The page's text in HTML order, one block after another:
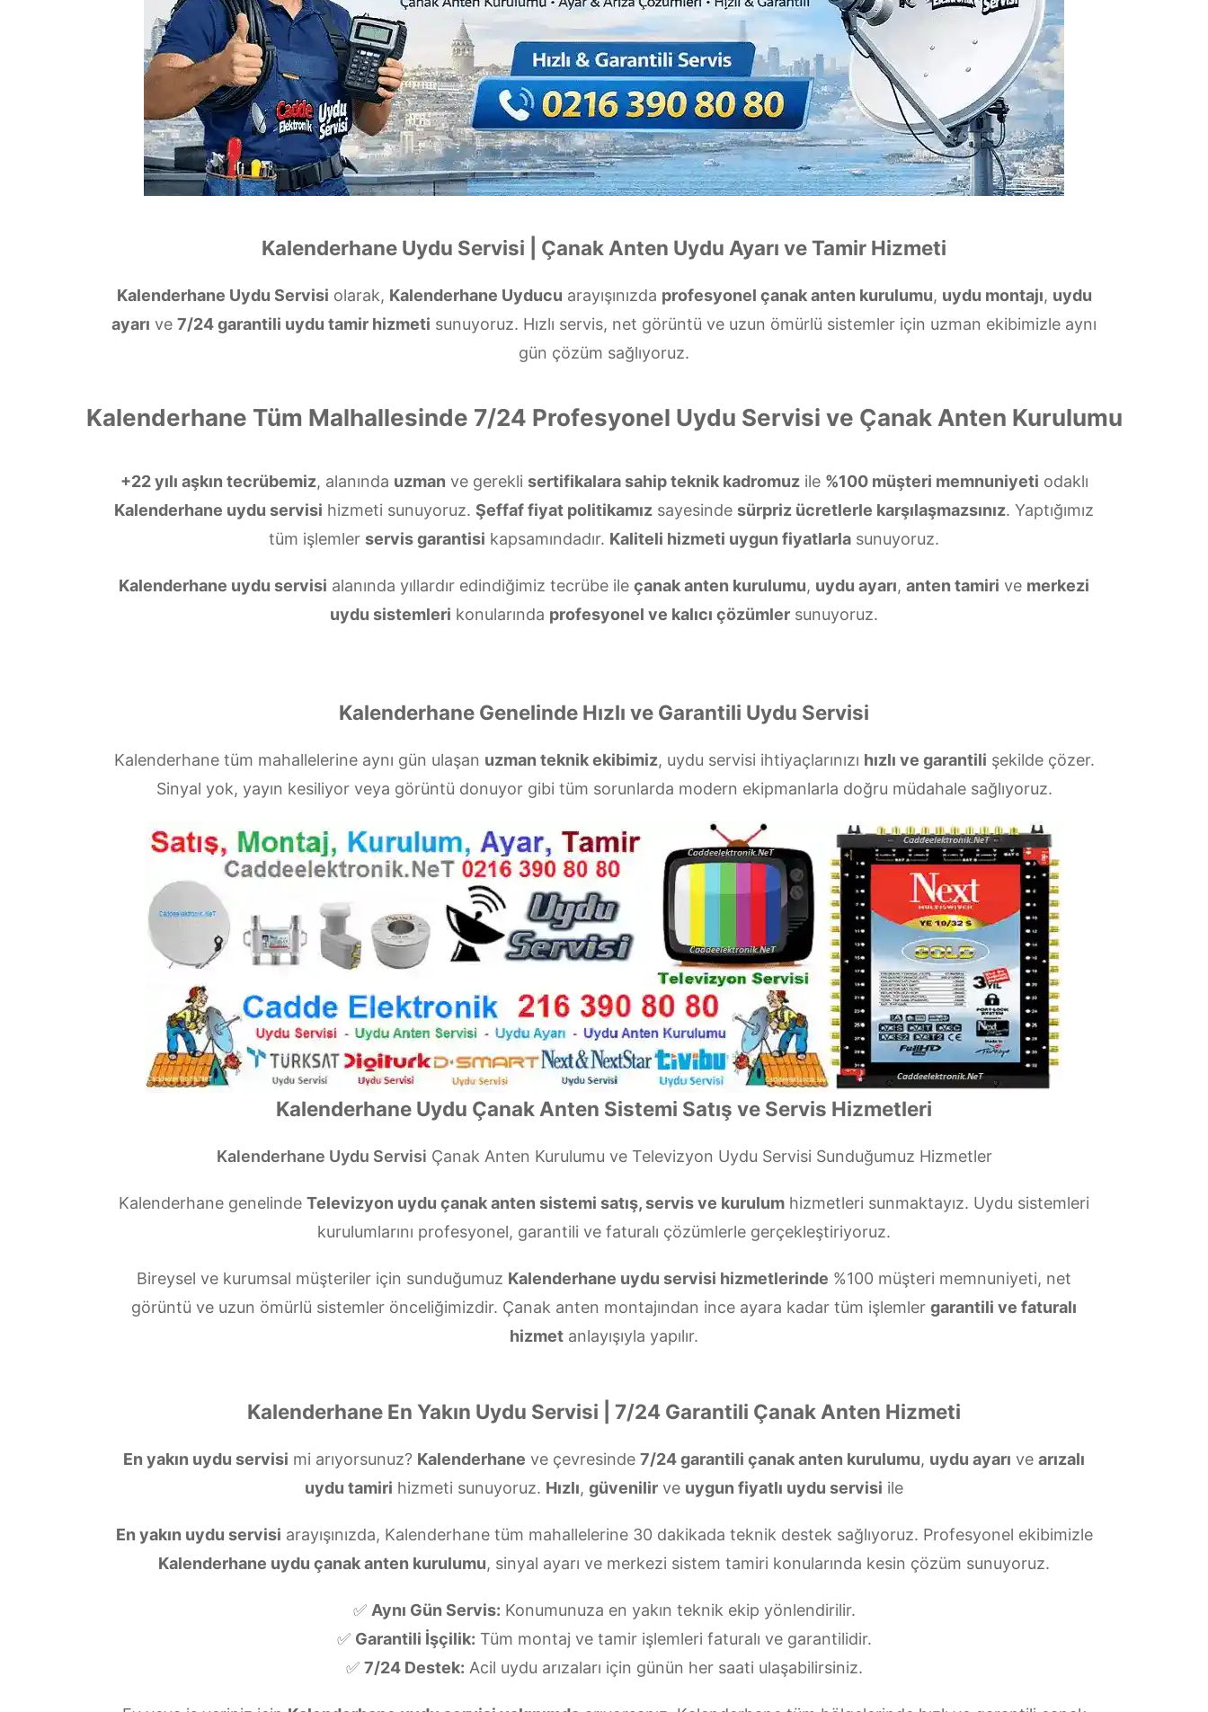
Kalenderhane Uydu Servisi | Çanak Anten Uydu Ayarı ve Tamir Hizmeti
Kalenderhane Uydu Servisi olarak, Kalenderhane Uyducu arayışınızda profesyonel çanak anten kurulumu, uydu montajı, uydu
ayarı ve 7/24 garantili uydu tamir hizmeti sunuyoruz. Hızlı servis, net görüntü ve uzun ömürlü sistemler için uzman ekibimizle aynı
gün çözüm sağlıyoruz.
Kalenderhane Tüm Malhallesinde 7/24 Profesyonel Uydu Servisi ve Çanak Anten Kurulumu
+22 yılı aşkın tecrübemiz, alanında uzman ve gerekli sertifikalara sahip teknik kadromuzile %100 müşteri memnuniyeti odaklı
Kalenderhane uydu servisi hizmeti sunuyoruz. Şeffaf fiyat politikamız sayesinde sürpriz ücretlerle karşılaşmazsınız. Yaptığımız
tüm işlemler servis garantisi kapsamındadır. Kaliteli hizmeti uygun fiyatlarla sunuyoruz.
Kalenderhane uydu servisi alanında yıllardır edindiğimiz tecrübe ile çanak anten kurulumu, uydu ayarı, anten tamiri ve merkezi
uydu sistemleri konularında profesyonel ve kalıcı çözümler sunuyoruz.
Kalenderhane Genelinde Hızlı ve Garantili Uydu Servisi
Kalenderhane tüm mahallelerine aynı gün ulaşan uzman teknik ekibimiz, uydu servisi ihtiyaçlarınızı hızlı ve garantili şekilde çözer.
Sinyal yok, yayın kesiliyor veya görüntü donuyor gibi tüm sorunlarda modern ekipmanlarla doğru müdahale sağlıyoruz.
Kalenderhane Uydu Çanak Anten Sistemi Satış ve Servis Hizmetleri
Kalenderhane Uydu Servisi Çanak Anten Kurulumu ve Televizyon Uydu Servisi Sunduğumuz Hizmetler
Kalenderhane genelinde Televizyon uydu çanak anten sistemi satış, servis ve kurulum hizmetleri sunmaktayız. Uydu sistemleri
kurulumlarını profesyonel, garantili ve faturalı çözümlerle gerçekleştiriyoruz.
Bireysel ve kurumsal müşteriler için sunduğumuz Kalenderhane uydu servisi hizmetlerinde %100 müşteri memnuniyeti, net
görüntü ve uzun ömürlü sistemler önceliğimizdir. Çanak anten montajından ince ayara kadar tüm işlemler garantili ve faturalı
hizmet anlayışıyla yapılır.
Kalenderhane En Yakın Uydu Servisi | 7/24 Garantili Çanak Anten Hizmeti
En yakın uydu servisi mi arıyorsunuz? Kalenderhane ve çevresinde 7/24 garantili çanak anten kurulumu, uydu ayarı ve arızalı
uydu tamiri hizmeti sunuyoruz. Hızlı, güvenilir ve uygun fiyatlı uydu servisi ile
En yakın uydu servisi arayışınızda, Kalenderhane tüm mahallelerine 30 dakikada teknik destek sağlıyoruz. Profesyonel ekibimizle
Kalenderhane uydu çanak anten kurulumu, sinyal ayarı ve merkezi sistem tamiri konularında kesin çözüm sunuyoruz.
✅ Aynı Gün Servis: Konumunuza en yakın teknik ekip yönlendirilir.
✅ Garantili İşçilik: Tüm montaj ve tamir işlemleri faturalı ve garantilidir.
✅ 7/24 Destek: Acil uydu arızaları için günün her saati ulaşabilirsiniz.